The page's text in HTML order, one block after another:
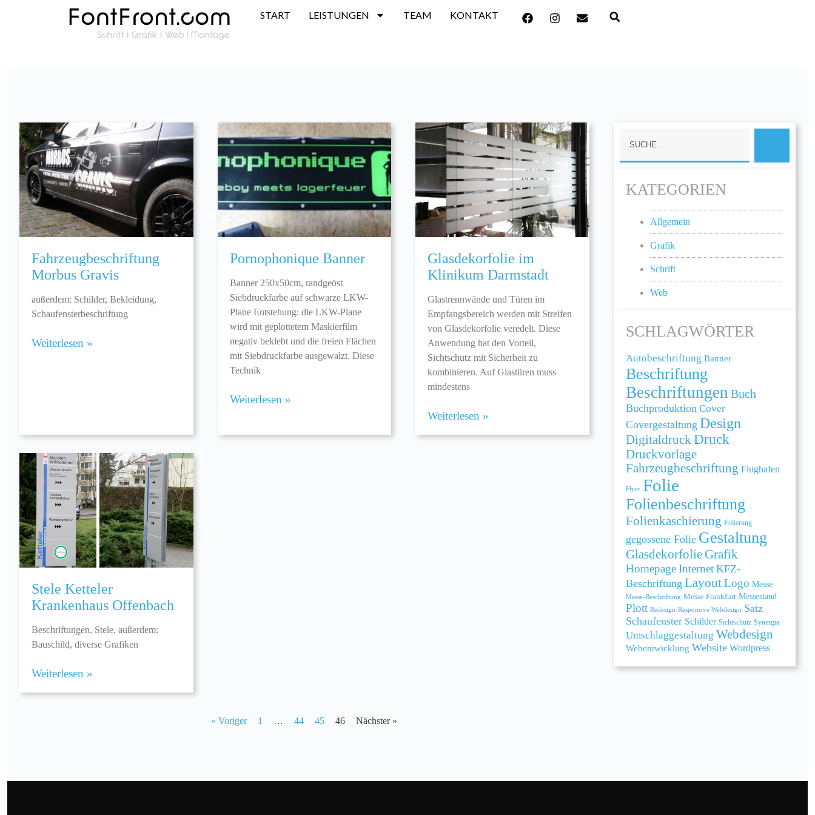
START LEISTUNGEN TEAM KONTAKT
Fahrzeugbeschriftung
Morbus Gravis
außerdem: Schilder, Bekleidung,
Schaufensterbeschriftung
Weiterlesen »
Pornophonique Banner
Banner 250x50cm, randgeöst
Siebdruckfarbe auf schwarze LKW-
Plane Entstehung: die LKW-Plane
wird mit geplottetem Maskierfilm
negativ beklebt und die freien Flächen
mit Siebdruckfarbe ausgewalzt. Diese
Technik
Weiterlesen »
Glasdekorfolie im
Klinikum Darmstadt
Glastrennwände und Türen im
Empfangsbereich werden mit Streifen
von Glasdekorfolie veredelt. Diese
Anwendung hat den Vorteil,
Sichtschutz mit Sicherheit zu
kombinieren. Auf Glastüren muss
mindestens
Weiterlesen »
Stele Ketteler
Krankenhaus Offenbach
Beschriftungen, Stele, außerdem:
Bauschild, diverse Grafiken
Weiterlesen »
« Voriger 1 … 44 45 46 Nächster »
KATEGORIEN
Allgemein
Grafik
Schrift
Web
SCHLAGWÖRTER
Autobeschriftung Banner
Beschriftung
Beschriftungen Buch
Buchproduktion Cover
Covergestaltung Design
Digitaldruck Druck
Druckvorlage
Fahrzeugbeschriftung Flughafen
Flyer Folie
Folienbeschriftung
Folienkaschierung Folierung
gegossene Folie Gestaltung
Glasdekorfolie Grafik
HomepageInternet KFZ-
Beschriftung LayoutLogo Messe
Messe-Beschriftung Messe Frankfurt Messestand
Plott Redesign Responsive Webdesign Satz
Schaufenster Schilder Sichtschutz Synergia
Umschlaggestaltung Webdesign
Webentwicklung Website Wordpress